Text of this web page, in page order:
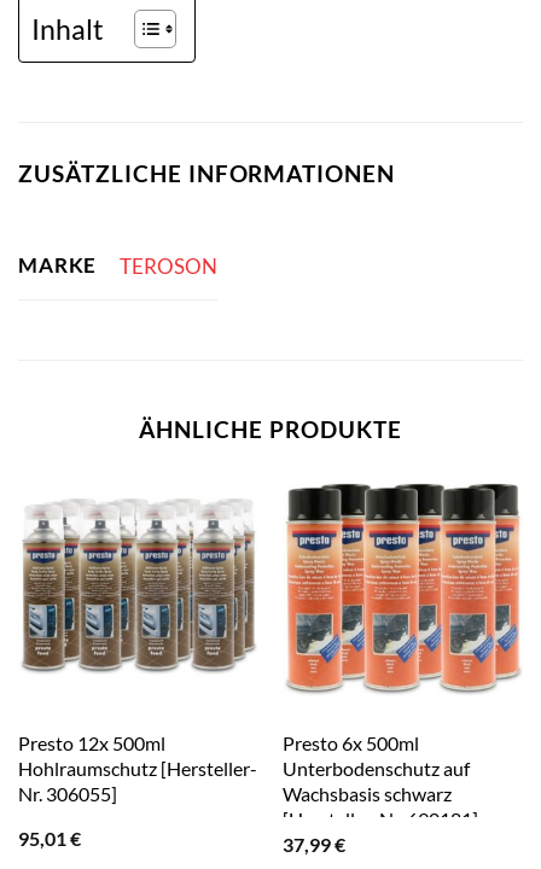
Inhalt
ZUSÄTZLICHE INFORMATIONEN
MARKE TEROSON
ÄHNLICHE PRODUKTE
Presto 12x 500ml
Hohlraumschutz [Hersteller-
Nr. 306055]
95,01€
Presto 6x 500ml
Unterbodenschutz auf
Wachsbasis schwarz
[Hersteller-Nr. 690181]
37,99€